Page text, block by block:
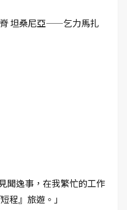
坦桑尼亞——乞力馬扎
聞逸事，在我繁忙的工作
程』旅遊。」